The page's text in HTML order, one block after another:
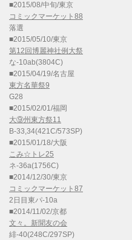
■2015/08/中旬/東京
コミックマーケット88
落選
■2015/05/10/東京
第12回博麗神社例大祭
な-10ab(3804C)
■2015/04/19/名古屋
東方名華祭9
G28
■2015/02/01/福岡
大⑨州東方祭11
B-33,34(421C/573SP)
■2015/01/18/大阪
こみ☆トレ25
ネ-36a(1756C)
■2014/12/30/東京
コミックマーケット87
2日目東パ-10a
■2014/11/02/京都
文々。新聞友の会
緋-40(248C/297SP)